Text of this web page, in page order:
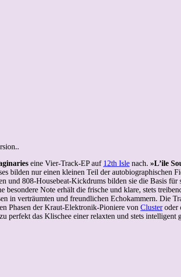
eine Vier-Track-EP auf 12th Isle nach. »L’ile
bilden nur einen kleinen Teil der
und 808-Housebeat-Kickdrums bilden sie die Basis
Note erhält die frische und klare, stets
in verträumten und freundlichen Echokammern. Die
Phasen der Kraut-Elektronik-Pioniere von Clusteroder
perfekt das Klischee einer relaxten und stets intelligent